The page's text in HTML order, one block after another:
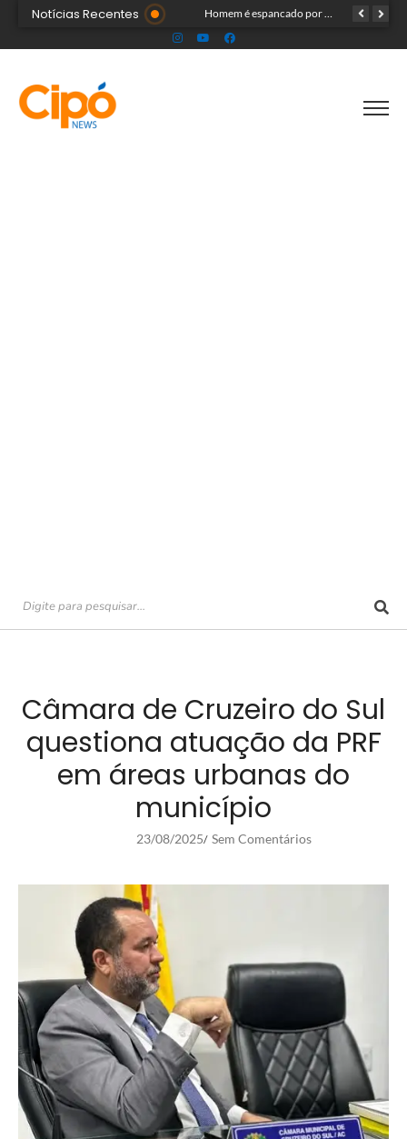
Notícias Recentes
Operação conjunta fiscaliza qualidade e preços dos combustíveis na capital Vídeo mostra jovem sendo forçado a mandar beijos para líder de facção antes de ser executado a tiros
Câmara de Cruzeiro do Sul
questiona atuação da PRF
em áreas urbanas do
município
23/08/2025/ Sem Comentários